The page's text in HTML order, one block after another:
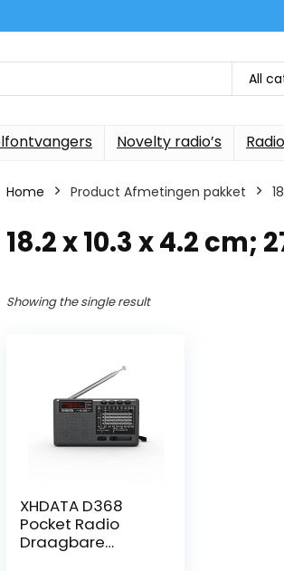
All
Novelty radio’s
Home Product Afmetingen pakket
‎18.2 x 10.3 x 4.2 cm;
Showing the single result
XHDATA D368
Pocket Radio
Draagbare